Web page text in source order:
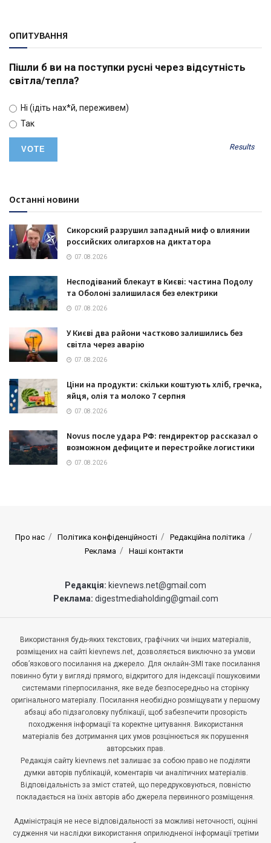
ОПИТУВАННЯ
Пішли б ви на поступки русні через відсутність
світла/тепла?
Ні (ідіть нах*й, переживем)
Так
Results
Останні новини
Сикорский разрушил западный миф о влиянии
российских олигархов на диктатора
07.08.2026
Несподіваний блекаут в Києві: частина Подолу
та Оболоні залишилася без електрики
07.08.2026
У Києві два райони частково залишились без
світла через аварію
07.08.2026
Ціни на продукти: скільки коштують хліб, гречка,
яйця, олія та молоко 7 серпня
07.08.2026
Novus после удара РФ: гендиректор рассказал о
возможном дефиците и перестройке логистики
07.08.2026
Про нас Політика конфіденційності
Редакційна політика
Реклама
Наші контакти
Редакція: kievnews.net@gmail.com
Реклама: digestmediaholding@gmail.com
Використання будь-яких текстових, графічних чи інших матеріалів,
розміщених на сайті kievnews.net, дозволяється виключно за умови
обов’язкового посилання на джерело. Для онлайн-ЗМІ таке посилання
повинно бути у вигляді прямого, відкритого для індексації пошуковими
системами гіперпосилання, яке веде безпосередньо на сторінку
оригінального матеріалу. Посилання необхідно розміщувати у першому
абзаці або підзаголовку публікації, щоб забезпечити прозорість
походження інформації та коректне цитування. Використання
матеріалів без дотримання цих умов розцінюється як порушення
авторських прав.
Редакція сайту kievnews.net залишає за собою право не поділяти
думки авторів публікацій, коментарів чи аналітичних матеріалів.
Відповідальність за зміст статей, що передруковуються, повністю
покладається на їхніх авторів або джерела первинного розміщення.
Адміністрація не несе відповідальності за можливі неточності, оцінні
судження чи наслідки використання оприлюдненої інформації третіми